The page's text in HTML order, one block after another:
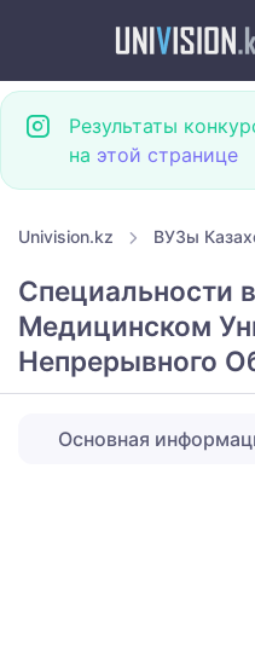
Результаты
на этой странице
Univision.kz ВУЗы
Специальности
Медицинском
Непрерывного
Основная